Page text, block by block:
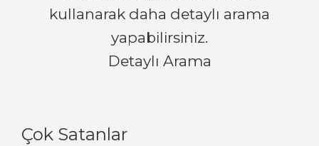
Çok Satanlar
kullanarak daha detaylı arama
yapabilirsiniz.
Detaylı Arama